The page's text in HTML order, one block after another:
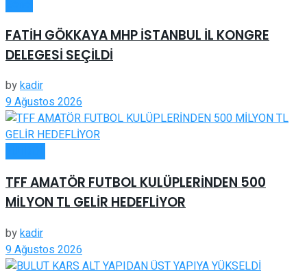
FATİH GÖKKAYA MHP İSTANBUL İL KONGRE
DELEGESİ SEÇİLDİ
bykadir
9 Ağustos 2026
TFF AMATÖR FUTBOL KULÜPLERİNDEN 500
MİLYON TL GELİR HEDEFLİYOR
bykadir
9 Ağustos 2026